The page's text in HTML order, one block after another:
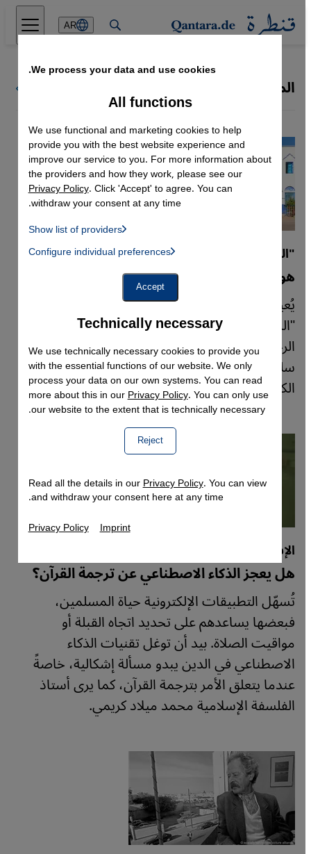
Direkt zum Inhalt springen
AR
المغرب العربي
"المغرب خارج سياق الاستشراق" للصدّيق رداد
هويات منسية على وقع الاستعمار
يُعيد الباحث المغربي الصدّيق رداد، في كتابه
"المغرب خارج سياق الاستشراق"، قراءة كتابات
الرحّالة البريطانيين والأمريكيين عن المغرب تحت
سلطة الاستعمار، وينتقد رؤية إدوارد سعيد
الكلاسيكية للاستشراق وتهميشه لهوية المغرب.
الإسلام والتكنولوجيا
هل يعجز الذكاء الاصطناعي عن ترجمة القرآن؟
تُسهّل التطبيقات الإلكترونية حياة المسلمين،
فبعضها يساعدهم على تحديد اتجاه القبلة أو
مواقيت الصلاة. بيد أن توغل تقنيات الذكاء
الاصطناعي في الدين يبدو مسألة إشكالية، خاصةً
عندما يتعلق الأمر بترجمة القرآن، كما يرى أستاذ
الفلسفة الإسلامية محمد ميلاد كريمي.
We process your data and use cookies.
Technically necessary
We use technically necessary cookies to provide you
with the essential functions of our website. We only
process your data on our own systems. You can read
more about this in ourPrivacy Policy. You can only use
our website to the extent that is technically necessary.
Reject
All functions
We use functional and marketing cookies to help
provide you with the best website experience and
improve our service to you. For more information about
the providers and how they work, please see our
Privacy Policy. Click 'Accept' to agree. You can
withdraw your consent at any time.
Show list of providers
Instagram Embed, Twitter Embed, Youtube Embed
Facebook Embed / Facebook Connect
Google Maps Embed
Configure individual preferences
Accept
Read all the details in ourPrivacy Policy. You can view
and withdraw your consent here at any time.
Privacy Policy Imprint